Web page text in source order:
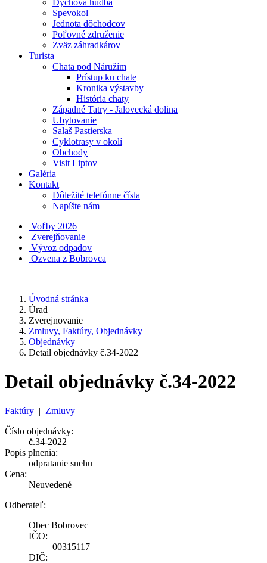
Dychová hudba
Spevokol
Jednota dôchodcov
Poľovné združenie
Zväz záhradkárov
Turista
Chata pod Náružím
Prístup ku chate
Kronika výstavby
História chaty
Západné Tatry - Jalovecká dolina
Ubytovanie
Salaš Pastierska
Cyklotrasy v okolí
Obchody
Visit Liptov
Galéria
Kontakt
Dôležité telefónne čísla
Napíšte nám
Voľby 2026
Zverejňovanie
Vývoz odpadov
Ozvena z Bobrovca
Úvodná stránka
Úrad
Zverejnovanie
Zmluvy, Faktúry, Objednávky
Objednávky
Detail objednávky č.34-2022
Detail objednávky č.34-2022
Faktúry | Zmluvy
Číslo objednávky:
č.34-2022
Popis plnenia:
odpratanie snehu
Cena:
Neuvedené
Odberateľ:
Obec Bobrovec
IČO:
00315117
DIČ: